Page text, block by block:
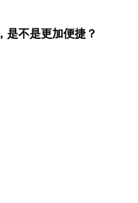
是不是更加便捷？